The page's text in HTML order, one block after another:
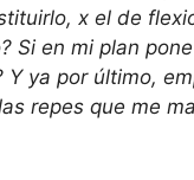
x el de
Si en mi plan
Y ya por último,
repes que me